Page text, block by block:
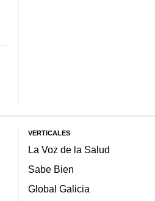
VERTICALES
La Voz de la Salud
Sabe Bien
Global Galicia